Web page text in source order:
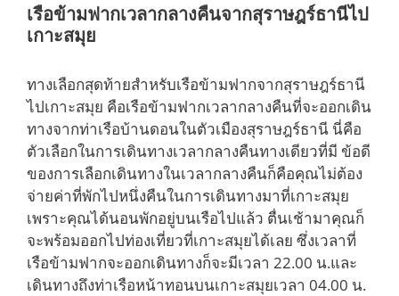
เรือข้ามฟากเวลากลางคืนจากสุราษฎร์ธานีไป
เกาะสมุย
ทางเลือกสุดท้ายสำหรับเรือข้ามฟากจากสุราษฎร์ธานี
ไปเกาะสมุย คือเรือข้ามฟากเวลากลางคืนที่จะออกเดิน
ทางจากท่าเรือบ้านดอนในตัวเมืองสุราษฎร์ธานี นี่คือ
ตัวเลือกในการเดินทางเวลากลางคืนทางเดียวที่มี ข้อดี
ของการเลือกเดินทางในเวลากลางคืนก็คือคุณไม่ต้อง
จ่ายค่าที่พักไปหนึ่งคืนในการเดินทางมาที่เกาะสมุย
เพราะคุณได้นอนพักอยู่บนเรือไปแล้ว ตื่นเช้ามาคุณก็
จะพร้อมออกไปท่องเที่ยวที่เกาะสมุยได้เลย ซึ่งเวลาที่
เรือข้ามฟากจะออกเดินทางก็จะมีเวลา 22.00 น.และ
เดินทางถึงท่าเรือหน้าทอนบนเกาะสมุยเวลา 04.00 น.